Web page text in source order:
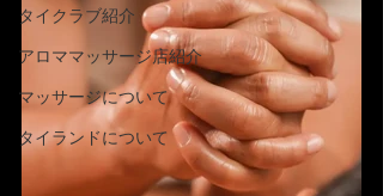
タイクラブ紹介
アロママッサージ店紹介
マッサージについて
タイランドについて